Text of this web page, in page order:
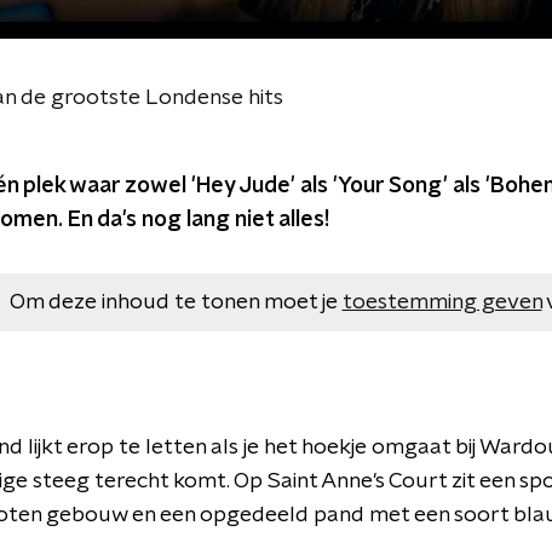
de grootste Londense hits
plek waar zowel 'Hey Jude' als 'Your Song' als
En da's nog lang niet alles!
Om deze inhoud te tonen moet je toestemming geven
lijkt erop te letten als je het hoekje omgaat bij
steeg terecht komt. Op Saint Anne's Court zit een
gebouw en een opgedeeld pand met een soort